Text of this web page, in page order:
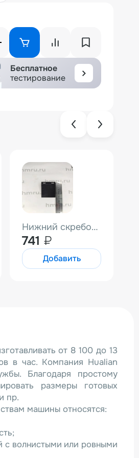
Бесплатное
тестирование
Нижний скребок для JGL-135-6A (56 мм.) (3-24)
741 ₽
Добавить
от 8 100 до 13
в час. Компания Hualian
Благодаря простому
размеры готовых
пр.
машины относятся:
с волнистыми или ровными